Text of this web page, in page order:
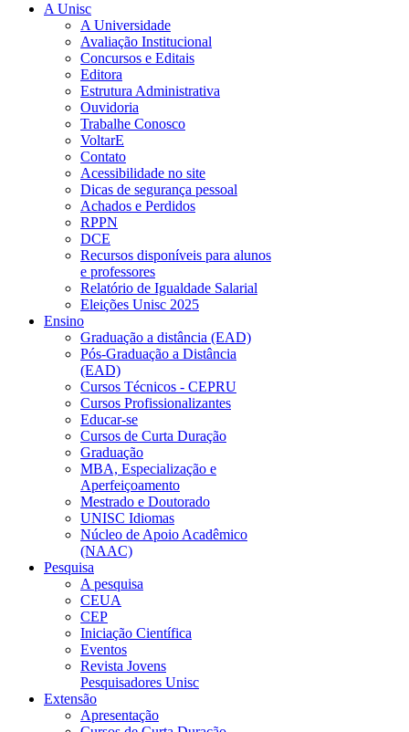
A Unisc
A Universidade
Avaliação Institucional
Concursos e Editais
Editora
Estrutura Administrativa
Ouvidoria
Trabalhe Conosco
VoltarE
Contato
Acessibilidade no site
Dicas de segurança pessoal
Achados e Perdidos
RPPN
DCE
Recursos disponíveis para alunos
e professores
Relatório de Igualdade Salarial
Eleições Unisc 2025
Ensino
Graduação a distância (EAD)
Pós-Graduação a Distância
(EAD)
Cursos Técnicos - CEPRU
Cursos Profissionalizantes
Educar-se
Cursos de Curta Duração
Graduação
MBA, Especialização e
Aperfeiçoamento
Mestrado e Doutorado
UNISC Idiomas
Núcleo de Apoio Acadêmico
(NAAC)
Pesquisa
A pesquisa
CEUA
CEP
Iniciação Científica
Eventos
Revista Jovens
Pesquisadores Unisc
Extensão
Apresentação